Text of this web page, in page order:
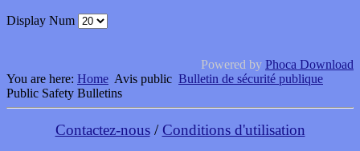
Display Num
Powered by Phoca Download
You are here: Home Avis public Bulletin de sécurité publique
Public Safety Bulletins
Contactez-nous/Conditions d'utilisation